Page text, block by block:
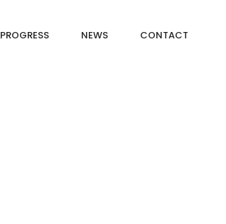
PROGRESS NEWS CONTACT